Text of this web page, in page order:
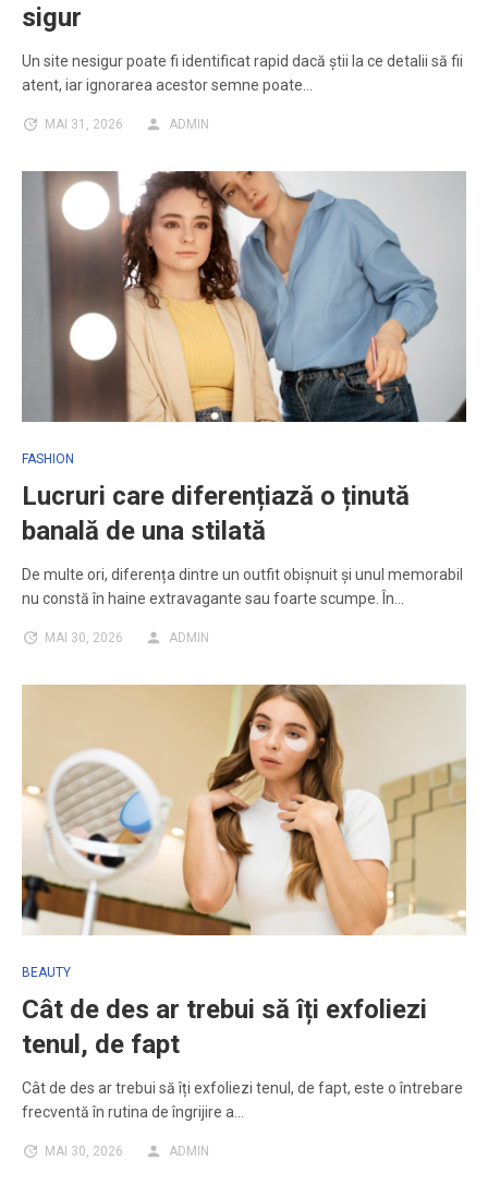
sigur
Un site nesigur poate fi identificat rapid dacă știi la ce detalii să fii
atent, iar ignorarea acestor semne poate…
MAI 31, 2026 ADMIN
FASHION
Lucruri care diferențiază o ținută
banală de una stilată
De multe ori, diferența dintre un outfit obișnuit și unul memorabil
nu constă în haine extravagante sau foarte scumpe. În…
MAI 30, 2026 ADMIN
BEAUTY
Cât de des ar trebui să îți exfoliezi
tenul, de fapt
Cât de des ar trebui să îți exfoliezi tenul, de fapt, este o întrebare
frecventă în rutina de îngrijire a…
MAI 30, 2026 ADMIN